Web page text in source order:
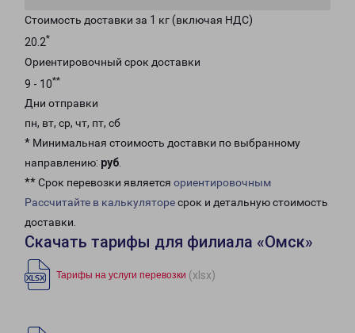
Стоимость доставки за 1 кг (включая НДС)
20.2*
Ориентировочный срок доставки
9 - 10**
Дни отправки
пн, вт, ср, чт, пт, сб
* Минимальная стоимость доставки по выбранному
направлению: руб.
** Срок перевозки является ориентировочным
Рассчитайте в калькуляторесрок и детальную стоимость
доставки.
Скачать тарифы для филиала «Омск»
Тарифы на услуги перевозки (xlsx)